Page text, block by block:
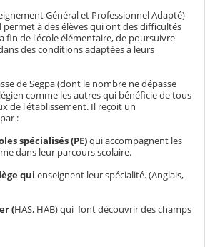
Général et Professionnel Adapté)
permet à des élèves qui ont des difficultés
fin de l'école élémentaire, de poursuivre
des conditions adaptées à leurs
de Segpa (dont le nombre ne dépasse
comme les autres qui bénéficie de tous
de l'établissement. Il reçoit un
:
spécialisés (PE)quiaccompagnent les
dans leur parcours scolaire.
qui enseignent leur spécialité. (Anglais,
(HAS, HAB) qui font découvrir des champs